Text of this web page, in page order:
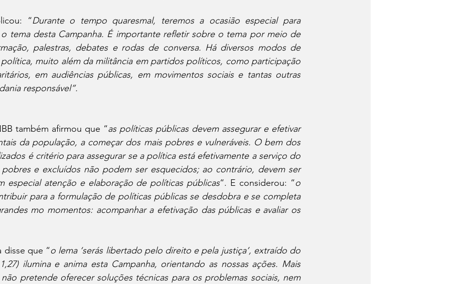
“Durante o tempo quaresmal, teremos a ocasião especial para
tema desta Campanha. É importante refletir sobre o tema por meio de
palestras, debates e rodas de conversa. Há diversos modos de
muito além da militância em partidos políticos, como participação
em audiências públicas, em movimentos sociais e tantas outras
responsável”.
também afirmou que “as políticas públicas devem assegurar e efetivar
da população, a começar dos mais pobres e vulneráveis. O bem dos
é critério para assegurar se a política está efetivamente a serviço do
e excluídos não podem ser esquecidos; ao contrário, devem ser
especial atenção e elaboração de políticas públicas“. E considerou: “o
para a formulação de políticas públicas se desdobra e se completa
mo momentos: acompanhar a efetivação das públicas e avaliar os
disse que “o lema ‘serás libertado pelo direito e pela justiça’, extraído do
ilumina e anima esta Campanha, orientando as nossas ações. Mais
pretende oferecer soluções técnicas para os problemas sociais, nem